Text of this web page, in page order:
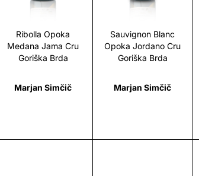
Ribolla Opoka
Medana Jama Cru
Goriška Brda
Marjan Simčič
Sauvignon Blanc
Opoka Jordano Cru
Goriška Brda
Marjan Simčič